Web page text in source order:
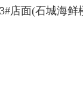
店面(石城海鲜